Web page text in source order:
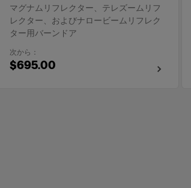
マグナムリフレクター、テレズームリフ
レクター、およびナロービームリフレク
ター用バーンドア
次から：
$695.00